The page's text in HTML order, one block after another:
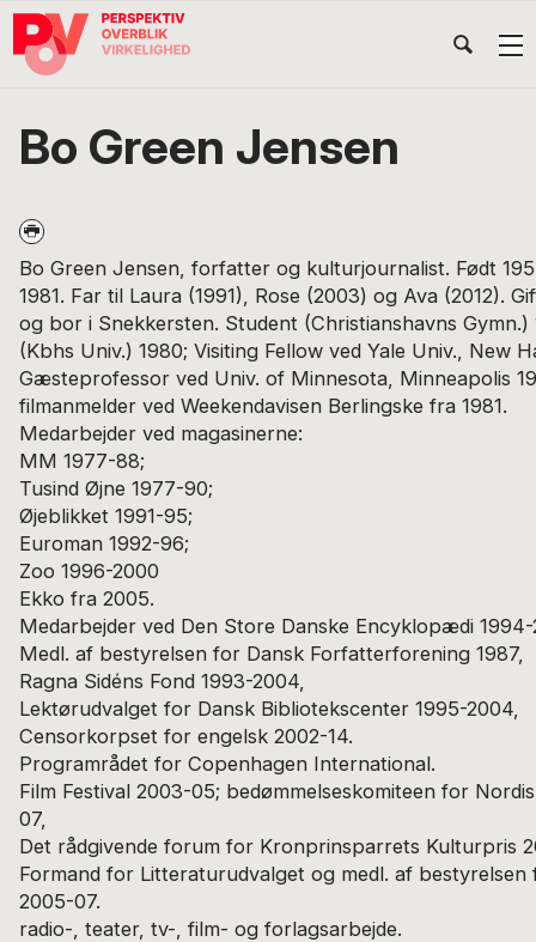
Gå
direkte
navigation
Skip
indhold
Gå
direkte
POV
International
Bo Green Jensen
Bo Green Jensen, forfatter og kulturjournalist. Født
1981. Far til Laura (1991), Rose (2003) og Ava (2012).
og bor i Snekkersten. Student (Christianshavns Gymn.)
(Kbhs Univ.) 1980; Visiting Fellow ved Yale Univ., New
Gæsteprofessor ved Univ. of Minnesota, Minneapolis
filmanmelder ved Weekendavisen Berlingske fra 1981.
Medarbejder ved magasinerne:
MM 1977-88;
Tusind Øjne 1977-90;
Øjeblikket 1991-95;
Euroman 1992-96;
Zoo 1996-2000
Ekko fra 2005.
Medarbejder ved Den Store Danske Encyklopædi 1994-
Medl. af bestyrelsen for Dansk Forfatterforening 1987,
Ragna Sidéns Fond 1993-2004,
Lektørudvalget for Dansk Bibliotekscenter 1995-2004,
Censorkorpset for engelsk 2002-14.
Programrådet for Copenhagen International.
Film Festival 2003-05; bedømmelseskomiteen for
07,
Det rådgivende forum for Kronprinsparrets Kulturpris
Formand for Litteraturudvalget og medl. af
2005-07.
radio-, teater, tv-, film- og forlagsarbejde.